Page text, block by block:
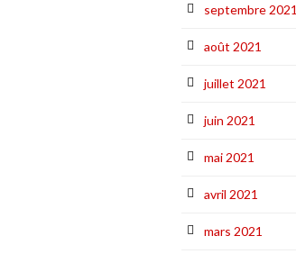
septembre 2021
août 2021
juillet 2021
juin 2021
mai 2021
avril 2021
mars 2021